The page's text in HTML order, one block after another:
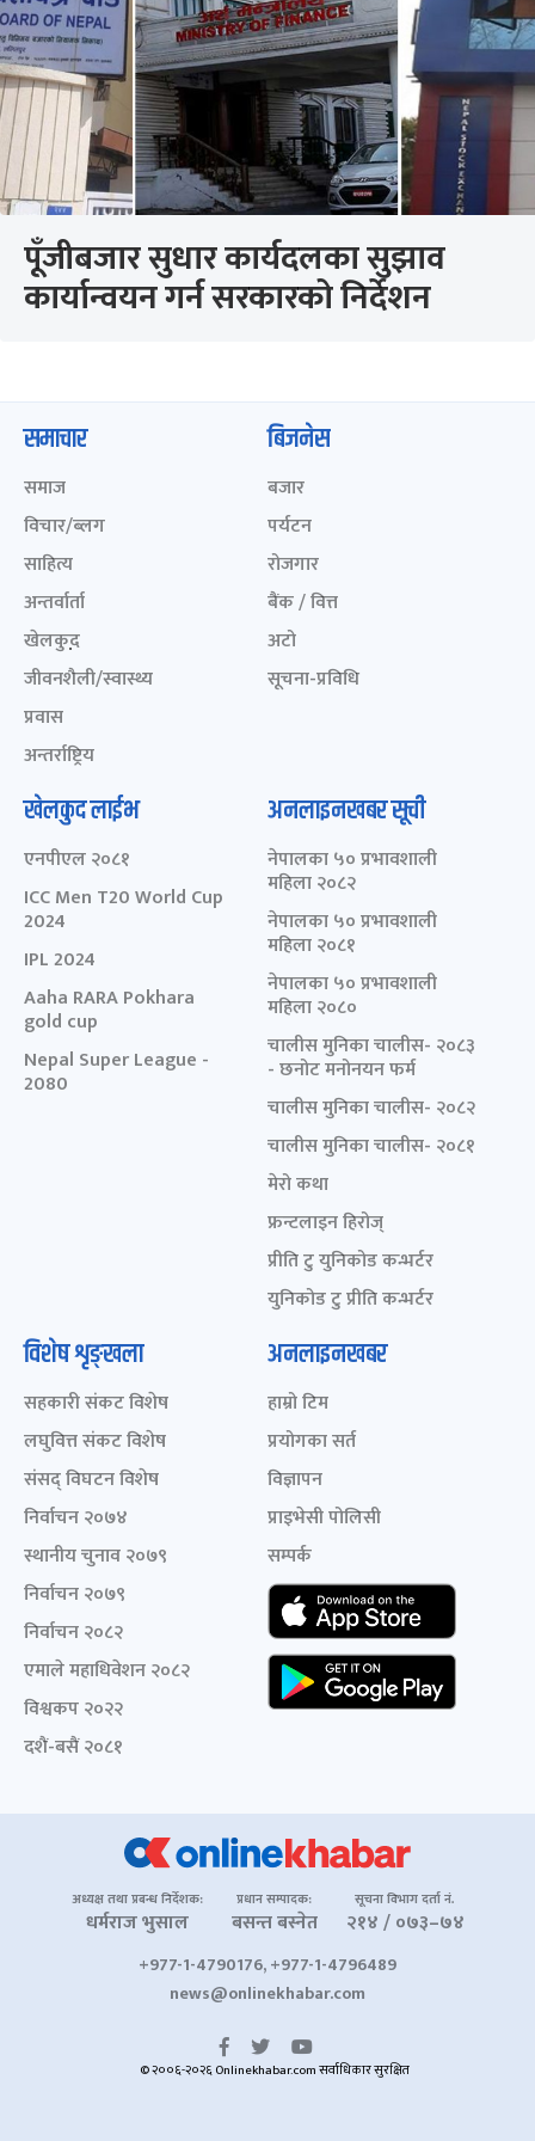
पूँजीबजार सुधार कार्यदलका सुझाव
कार्यान्वयन गर्न सरकारको निर्देशन
समाचार
समाज
विचार/ब्लग
साहित्य
अन्तर्वार्ता
खेलकुद़़
जीवनशैली/स्वास्थ्य
प्रवास
अन्तर्राष्ट्रिय
बिजनेस
बजार
पर्यटन
रोजगार
बैंक / वित्त
अटो
सूचना-प्रविधि
खेलकुद लाईभ
एनपीएल २०८१
ICC Men T20 World Cup
2024
IPL 2024
Aaha RARA Pokhara
gold cup
Nepal Super League -
2080
अनलाइनखबर सूची
नेपालका ५० प्रभावशाली
महिला २०८२
नेपालका ५० प्रभावशाली
महिला २०८१
नेपालका ५० प्रभावशाली
महिला २०८०
चालीस मुनिका चालीस- २०८३
- छनोट मनोनयन फर्म
चालीस मुनिका चालीस- २०८२
चालीस मुनिका चालीस- २०८१
मेरो कथा
फ्रन्टलाइन हिरोज्
प्रीति टु युनिकोड कन्भर्टर
युनिकोड टु प्रीति कन्भर्टर
विशेष शृङ्खला
सहकारी संकट विशेष
लघुवित्त संकट विशेष
संसद् विघटन विशेष
निर्वाचन २०७४
स्थानीय चुनाव २०७९
निर्वाचन २०७९
निर्वाचन २०८२
एमाले महाधिवेशन २०८२
विश्वकप २०२२
दशैं-बसैं २०८१
अनलाइनखबर
हाम्रो टिम
प्रयोगका सर्त
विज्ञापन
प्राइभेसी पोलिसी
सम्पर्क
अध्यक्ष तथा प्रबन्ध निर्देशक:
धर्मराज भुसाल
प्रधान सम्पादक:
बसन्त बस्नेत
सूचना विभाग दर्ता नं.
२१४ / ०७३–७४
+977-1-4790176, +977-1-4796489
news@onlinekhabar.com
© २००६-२०२६ Onlinekhabar.com सर्वाधिकार सुरक्षित